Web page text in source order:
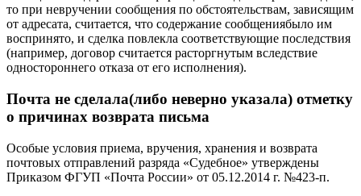
то при невручении сообщения по обстоятельствам, зависящим
от адресата, считается, что содержание сообщениябыло им
воспринято, и сделка повлекла соответствующие последствия
(например, договор считается расторгнутым вследствие
одностороннего отказа от его исполнения).
Почта не сделала(либо неверно указала) отметку
о причинах возврата письма
Особые условия приема, вручения, хранения и возврата
почтовых отправлений разряда «Судебное» утверждены
Приказом ФГУП «Почта России» от 05.12.2014 г. №423-п.